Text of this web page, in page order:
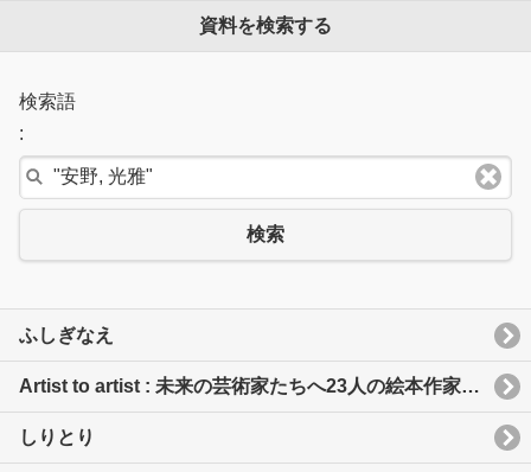
資料を検索する
検索語
:
検索
ふしぎなえ
Artist to artist : 未来の芸術家たちへ23人の絵本作家からの手紙
しりとり